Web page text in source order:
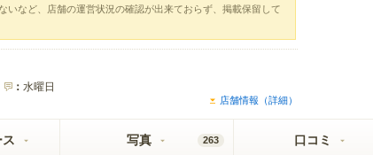
など、店舗の運営状況の確認が出来ておらず、掲載保留して
： 水曜日
店舗情報（詳細）
写真 263 口コミ